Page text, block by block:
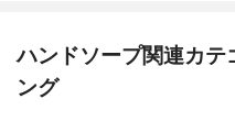
ハンドソープ関連カ
ング